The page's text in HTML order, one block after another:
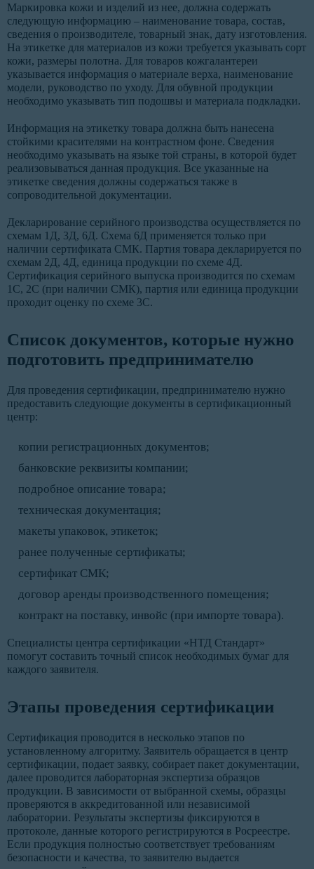
Маркировка кожи и изделий из нее, должна содержать
следующую информацию – наименование товара, состав,
сведения о производителе, товарный знак, дату изготовления.
На этикетке для материалов из кожи требуется указывать сорт
кожи, размеры полотна. Для товаров кожгалантереи
указывается информация о материале верха, наименование
модели, руководство по уходу. Для обувной продукции
необходимо указывать тип подошвы и материала подкладки.
Информация на этикетку товара должна быть нанесена
стойкими красителями на контрастном фоне. Сведения
необходимо указывать на языке той страны, в которой будет
реализовываться данная продукция. Все указанные на
этикетке сведения должны содержаться также в
сопроводительной документации.
Декларирование серийного производства осуществляется по
схемам 1Д, 3Д, 6Д. Схема 6Д применяется только при
наличии сертификата СМК. Партия товара декларируется по
схемам 2Д, 4Д, единица продукции по схеме 4Д.
Сертификация серийного выпуска производится по схемам
1С, 2С (при наличии СМК), партия или единица продукции
проходит оценку по схеме 3С.
Список документов, которые нужно
подготовить предпринимателю
Для проведения сертификации, предпринимателю нужно
предоставить следующие документы в сертификационный
центр:
копии регистрационных документов;
банковские реквизиты компании;
подробное описание товара;
техническая документация;
макеты упаковок, этикеток;
ранее полученные сертификаты;
сертификат СМК;
договор аренды производственного помещения;
контракт на поставку, инвойс (при импорте товара).
Специалисты центра сертификации «НТД Стандарт»
помогут составить точный список необходимых бумаг для
каждого заявителя.
Этапы проведения сертификации
Сертификация проводится в несколько этапов по
установленному алгоритму. Заявитель обращается в центр
сертификации, подает заявку, собирает пакет документации,
далее проводится лабораторная экспертиза образцов
продукции. В зависимости от выбранной схемы, образцы
проверяются в аккредитованной или независимой
лаборатории. Результаты экспертизы фиксируются в
протоколе, данные которого регистрируются в Росреестре.
Если продукция полностью соответствует требованиям
безопасности и качества, то заявителю выдается